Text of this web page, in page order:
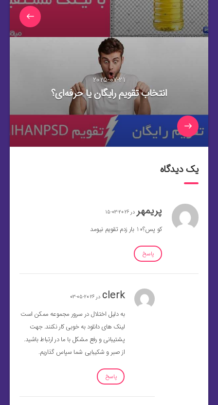
2025-07-21
انتخاب تقویم رایگان یا حرفه‌ای؟
یک دیدگاه
پریمهر در 2026-03-15
کو پس؟10 بار زدم تقویم نیومد
پاسخ
clerk در 2026-05-03
به دلیل اختلال در سرور مجموعه ممکن است
لینک های دانلود به خوبی کار نکنند. جهت
پشتیبانی و رفع مشکل با ما در ارتباط باشید.
از صبر و شکیبایی شما سپاس گذاریم.
پاسخ